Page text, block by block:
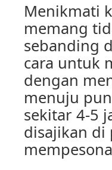
Menikmati
memang
sebanding
cara untuk
dengan
menuju
sekitar 4-5
disajikan di